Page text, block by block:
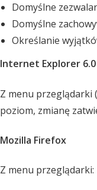
Domyślne
Domyślne
Określanie
Internet Explorer 6.0
Z menu przeglądarki
poziom, zmianę
Mozilla Firefox
Z menu przeglądarki: